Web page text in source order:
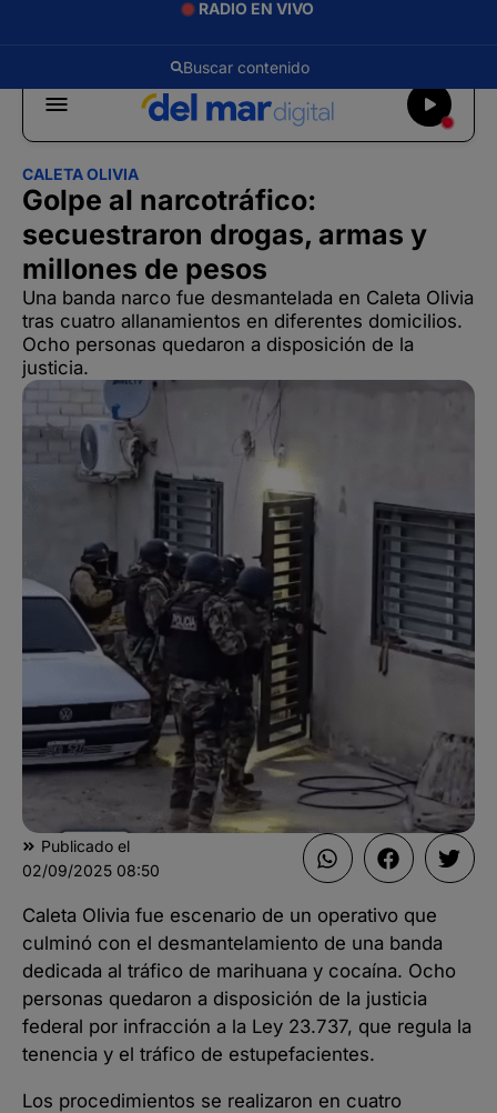
RADIO EN VIVO
CALETA OLIVIA
Golpe al narcotráfico:
secuestraron drogas, armas y
millones de pesos
Una banda narco fue desmantelada en Caleta Olivia
tras cuatro allanamientos en diferentes domicilios.
Ocho personas quedaron a disposición de la
justicia.
Publicado el
02/09/2025 08:50
Caleta Olivia fue escenario de un operativo que
culminó con el desmantelamiento de una banda
dedicada al tráfico de marihuana y cocaína. Ocho
personas quedaron a disposición de la justicia
federal por infracción a la Ley 23.737, que regula la
tenencia y el tráfico de estupefacientes.
Los procedimientos se realizaron en cuatro